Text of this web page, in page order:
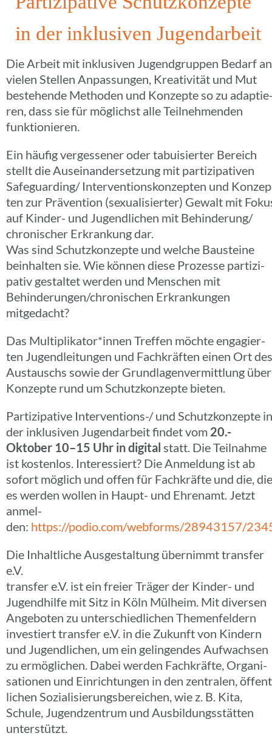
in der inklu­si­ven Jugendarbeit
Die Arbeit mit inklu­si­ven Jugend­grup­pen Bedarf an
vielen Stellen Anpas­sun­gen, Krea­ti­vi­tät und Mut
bestehende Metho­den und Konzepte so zu
ren, dass sie für möglichst alle Teil­neh­men­den
funktionieren.
Ein häufig verges­se­ner oder tabui­sier­ter Bereich
stellt die Ausein­an­der­set­zung mit parti­zi­pa­ti­ven
Safeguarding/ Inter­ven­ti­ons­kon­zep­ten und
ten zur Präven­tion (sexua­li­sier­ter) Gewalt mit
auf Kinder- und Jugend­li­chen mit Behinderung/
chro­ni­scher Erkran­kung dar.
Was sind Schutz­kon­zepte und welche Bausteine
beinhal­ten sie. Wie können diese Prozesse parti­zi­
pa­tiv gestal­tet werden und Menschen mit
Behinderungen/chronischen Erkran­kun­gen
mitgedacht?
Das Multiplikator*innen Treffen möchte enga­gier­
ten Jugend­lei­tun­gen und Fach­kräf­ten einen Ort des
Austauschs sowie der Grund­la­gen­ver­mitt­lung über
Konzepte rund um Schutz­kon­zepte bieten.
Parti­zi­pa­tive Inter­­ven­­ti­ons-/ und Schutz­kon­zepte in
der inklu­si­ven Jugend­ar­beit findet vom 20.-
Oktober 10–15 Uhr in digital statt. Die Teil­nahme
ist kosten­los. Inter­es­siert? Die Anmel­dung ist ab
sofort möglich und offen für Fach­kräfte und die, die
es werden wollen in Haupt- und Ehren­amt. Jetzt
anmel­
den: https://podio.com/webforms/28943157/
Die Inhalt­li­che Ausge­stal­tung über­nimmt trans­fer
e.V.
trans­fer e.V. ist ein freier Träger der Kinder- und
Jugend­hilfe mit Sitz in Köln Mülheim. Mit diver­sen
Ange­bo­ten zu unter­schied­li­chen Themen­fel­dern
inves­tiert trans­fer e.V. in die Zukunft von Kindern
und Jugend­li­chen, um ein gelin­gen­des Aufwach­sen
zu ermög­li­chen. Dabei werden Fach­kräfte, Orga­ni­
sa­tio­nen und Einrich­tun­gen in den zentra­len,
li­chen Sozia­li­sie­rungs­be­rei­chen, wie z. B. Kita,
Schule, Jugend­zen­trum und Ausbil­dungs­stät­ten
unterstützt.